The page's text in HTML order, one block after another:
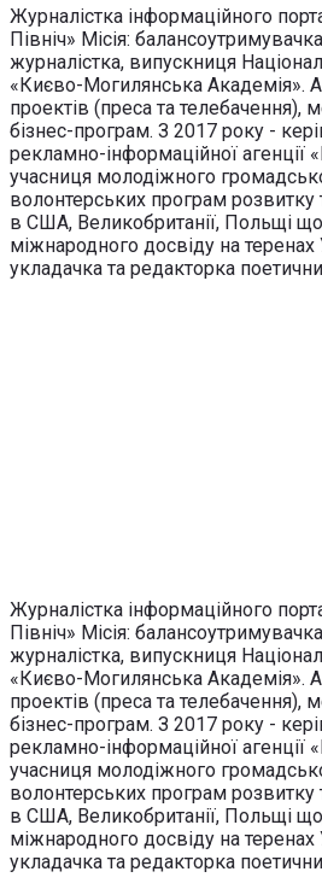
Журналістка інформаційного
Північ» Місія: балансоутримувачка
журналістка, випускниця
«Києво-Могилянська Академія».
проектів (преса та
бізнес-програм. З 2017 року -
рекламно-інформаційної агенції
учасниця молодіжного
волонтерських програм розвитку
в США, Великобританії, Польщі
міжнародного досвіду на теренах
укладачка та редакторка
Журналістка інформаційного
Північ» Місія: балансоутримувачка
журналістка, випускниця
«Києво-Могилянська Академія».
проектів (преса та
бізнес-програм. З 2017 року -
рекламно-інформаційної агенції
учасниця молодіжного
волонтерських програм розвитку
в США, Великобританії, Польщі
міжнародного досвіду на теренах
укладачка та редакторка